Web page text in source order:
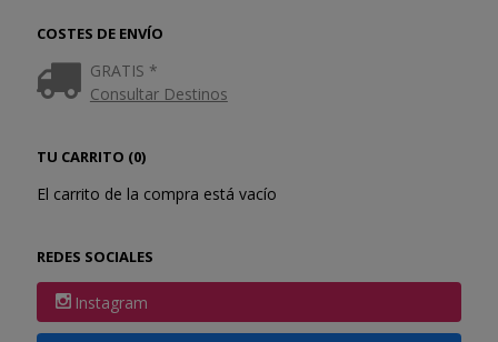
COSTES DE ENVÍO
GRATIS *
Consultar Destinos
TU CARRITO (0)
El carrito de la compra está vacío
REDES SOCIALES
Instagram